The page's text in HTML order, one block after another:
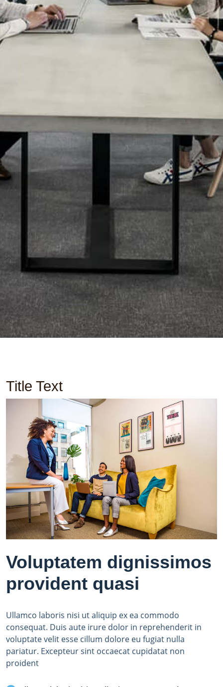
Title Text
Voluptatem dignissimos
provident quasi
Ullamco laboris nisi ut aliquip ex ea commodo
consequat. Duis aute irure dolor in reprehenderit in
voluptate velit esse cillum dolore eu fugiat nulla
pariatur. Excepteur sint occaecat cupidatat non
proident